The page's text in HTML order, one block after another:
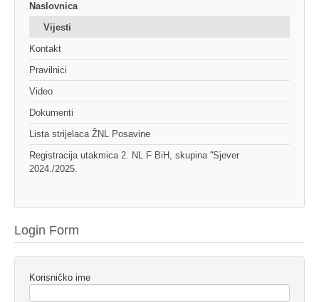
Naslovnica
Vijesti
Kontakt
Pravilnici
Video
Dokumenti
Lista strijelaca ŽNL Posavine
Registracija utakmica 2. NL F BiH, skupina ''Sjever
2024./2025.
Login Form
Korisničko ime